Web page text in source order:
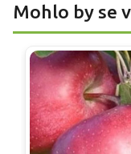
Mohlo by se